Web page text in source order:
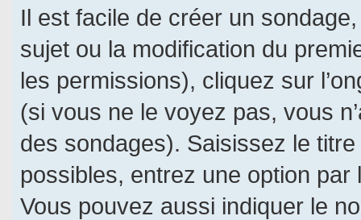
Il est facile de créer un
sujet ou la modification du
les permissions), cliquez sur
(si vous ne le voyez pas, vous
des sondages). Saisissez le
possibles, entrez une option
Vous pouvez aussi indiquer le